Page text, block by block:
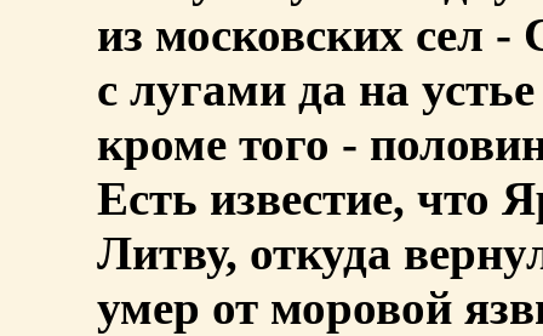
из московских сел
с лугами да на
кроме того -
Есть известие, что
Литву, откуда
умер от моровой